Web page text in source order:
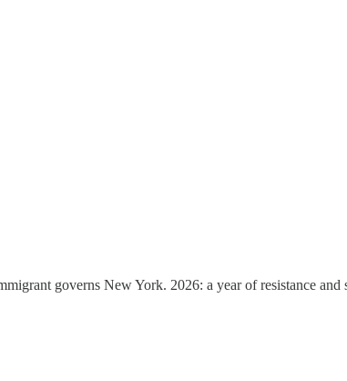
governs New York. 2026: a year of resistance and